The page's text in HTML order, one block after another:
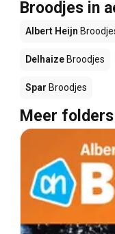
Broodjes in
Albert Heijn
DelhaizeBroodjes
Spar Broodjes
Meer